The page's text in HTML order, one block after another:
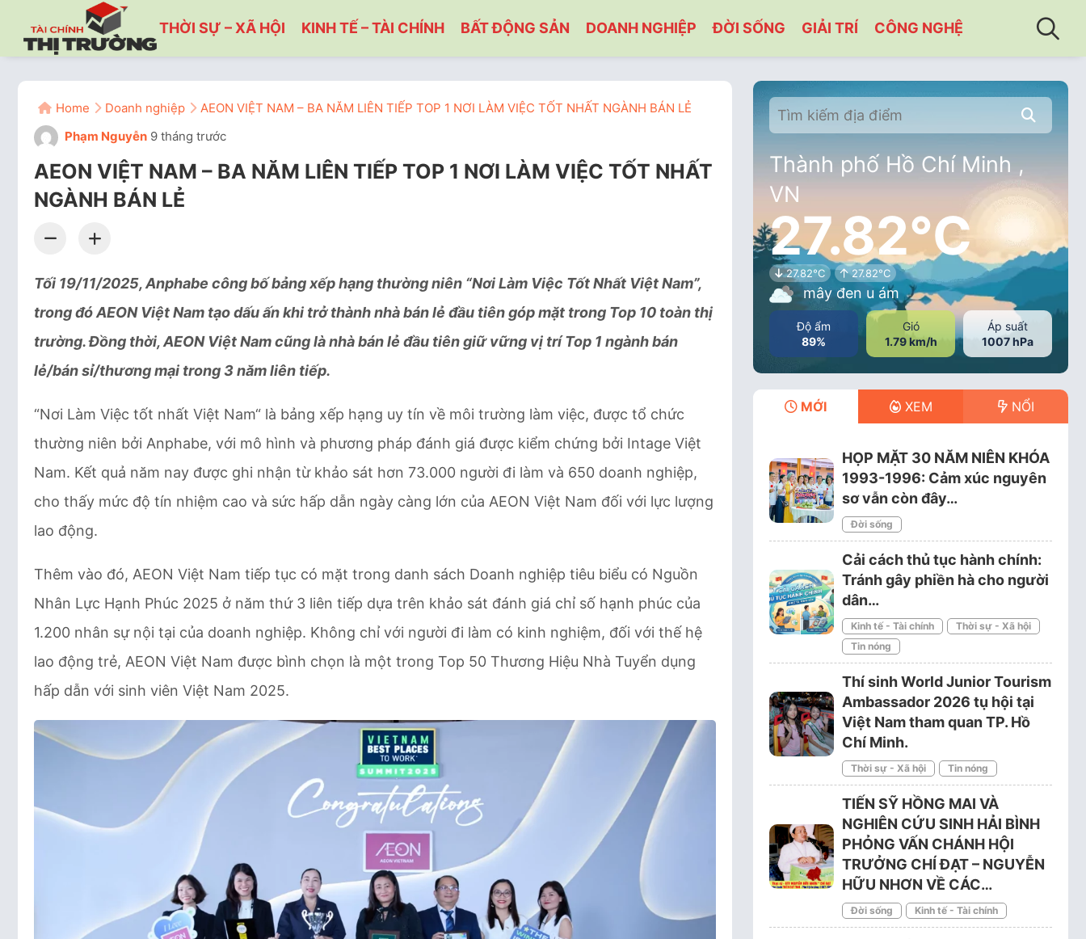
THỜI SỰ – XÃ HỘI KINH TẾ – TÀI CHÍNH BẤT ĐỘNG SẢN DOANH NGHIỆP ĐỜI SỐNG GIẢI TRÍ CÔNG NGHỆ
Home Doanh nghiệp
AEON VIỆT NAM – BA NĂM LIÊN TIẾP TOP 1 NƠI LÀM VIỆC TỐT NHẤT NGÀNH BÁN LẺ
Phạm Nguyễn 9 tháng trước
AEON VIỆT NAM – BA NĂM LIÊN TIẾP TOP 1 NƠI LÀM VIỆC TỐT NHẤT
NGÀNH BÁN LẺ
Tối 19/11/2025, Anphabe công bố bảng xếp hạng thường niên “Nơi Làm Việc Tốt Nhất Việt Nam”,
trong đó AEON Việt Nam tạo dấu ấn khi trở thành nhà bán lẻ đầu tiên góp mặt trong Top 10 toàn thị
trường. Đồng thời, AEON Việt Nam cũng là nhà bán lẻ đầu tiên giữ vững vị trí Top 1 ngành bán
lẻ/bán sỉ/thương mại trong 3 năm liên tiếp.
“Nơi Làm Việc tốt nhất Việt Nam“ là bảng xếp hạng uy tín về môi trường làm việc, được tổ chức
thường niên bởi Anphabe, với mô hình và phương pháp đánh giá được kiểm chứng bởi Intage Việt
Nam. Kết quả năm nay được ghi nhận từ khảo sát hơn 73.000 người đi làm và 650 doanh nghiệp,
cho thấy mức độ tín nhiệm cao và sức hấp dẫn ngày càng lớn của AEON Việt Nam đối với lực lượng
lao động.
Thêm vào đó, AEON Việt Nam tiếp tục có mặt trong danh sách Doanh nghiệp tiêu biểu có Nguồn
Nhân Lực Hạnh Phúc 2025 ở năm thứ 3 liên tiếp dựa trên khảo sát đánh giá chỉ số hạnh phúc của
1.200 nhân sự nội tại của doanh nghiệp. Không chỉ với người đi làm có kinh nghiệm, đối với thế hệ
lao động trẻ, AEON Việt Nam được bình chọn là một trong Top 50 Thương Hiệu Nhà Tuyển dụng
hấp dẫn với sinh viên Việt Nam 2025.
Thành phố Hồ Chí Minh ,
VN
27.82°C
27.82°C 27.82°C
mây đen u ám
Độ ẩm
89%
Gió
1.79 km/h
Áp suất
1007 hPa
MỚI XEM NỔI
HỌP MẶT 30 NĂM NIÊN KHÓA
1993-1996: Cảm xúc nguyên
sơ vẫn còn đây…
Đời sống
Cải cách thủ tục hành chính:
Tránh gây phiền hà cho người
dân…
Kinh tế - Tài chính
Thời sự - Xã hội
Tin nóng
Thí sinh World Junior Tourism
Ambassador 2026 tụ hội tại
Việt Nam tham quan TP. Hồ
Chí Minh.
Thời sự - Xã hội Tin nóng
TIẾN SỸ HỒNG MAI VÀ
NGHIÊN CỨU SINH HẢI BÌNH
PHỎNG VẤN CHÁNH HỘI
TRƯỞNG CHÍ ĐẠT – NGUYỄN
HỮU NHƠN VỀ CÁC…
Đời sống Kinh tế - Tài chính